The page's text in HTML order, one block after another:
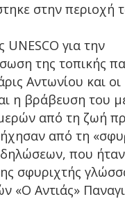
στην περιοχή
UNESCO για την
της τοπικής
Αντωνίου και
η βράβευση του
από τη ζωή
από τη
που
σφυριχτής
«Ο Αντιάς»